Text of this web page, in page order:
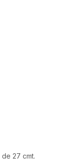
27 cmt.